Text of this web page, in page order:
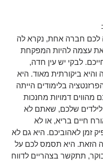
לכם חברה אחת, נקרא לה
עצמה להיות המפקחת
לבקי יש עין חדה,
והיא ביקורתית מאוד. היא
בלימודים הייתה
מהווים דמויות מחנכות
לילדים שלכם, שאתם לא
חיים בריא, או לא
זמן לאהוביכם. היא גם לא
הזאת. היא תסמס לכם על
תתקשר בצהריים לדווח